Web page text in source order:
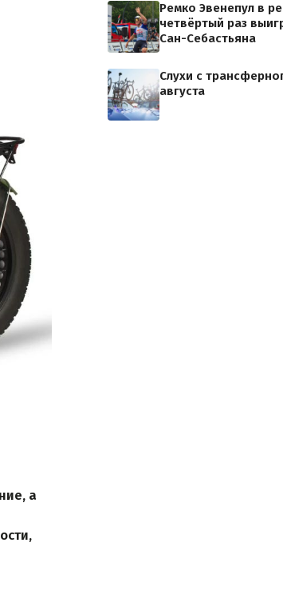
а
Ремко Эвенепул в
четвёртый раз
Сан-Себастьяна
Слухи с
августа